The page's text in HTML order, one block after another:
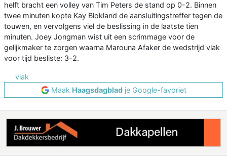
helft bracht een volley van Tim Peters de stand op 0-2. Binnen
twee minuten kopte Kay Blokland de aansluitingstreffer tegen de
touwen, en vervolgens viel de beslissing in de laatste tien
minuten. Joey Jongman wist uit een scrimmage voor de
gelijkmaker te zorgen waarna Marouna Afaker de wedstrijd vlak
voor tijd besliste: 3-2.
vlak
Maak Haagsdagbladje Google-favoriet